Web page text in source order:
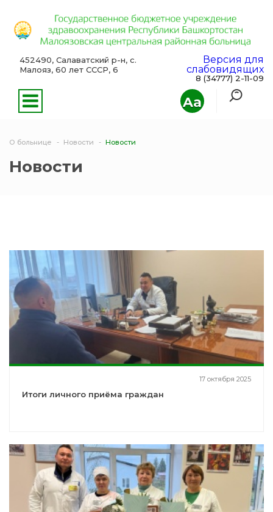
Aa
452490, Салаватский р-н, с.
Малояз, 60 лет СССР, 6
Версия для
слабовидящих
8 (34777) 2-11-09
О больнице Новости Новости
Новости
17 октября 2025
Итоги личного приёма граждан